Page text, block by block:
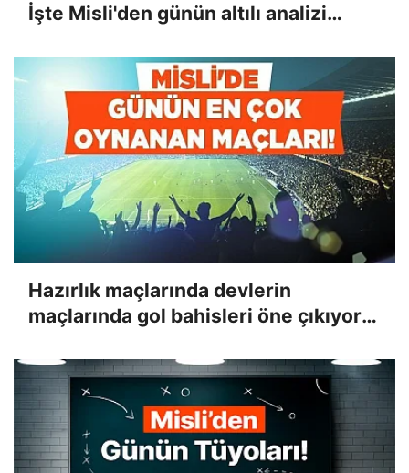
İşte Misli'den günün altılı analizi…
Hazırlık maçlarında devlerin
maçlarında gol bahisleri öne çıkıyor!
maçları